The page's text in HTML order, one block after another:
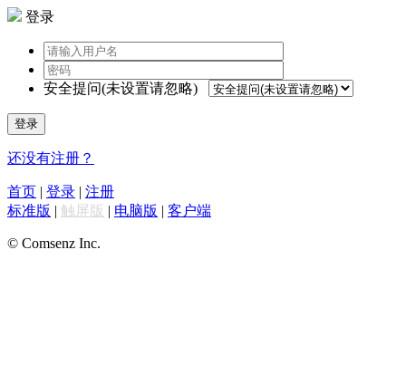
登录
安全提问(未设置请忽略)
登录
还没有注册？
首页 | 登录 | 注册
标准版 | 触屏版 | 电脑版 | 客户端
© Comsenz Inc.